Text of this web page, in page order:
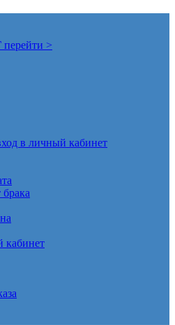
>
в личный кабинет
кабинет